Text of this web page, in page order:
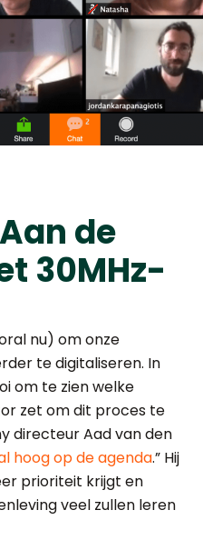
de
30MHz-
nu) om onze
te digitaliseren. In
om te zien welke
zet om dit proces te
directeur Aad van den
hoog op de agenda.” Hij
prioriteit krijgt en
veel zullen leren